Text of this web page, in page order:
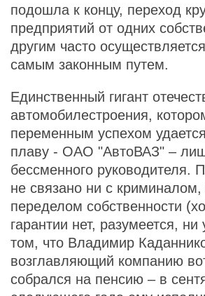
подошла к концу, переход
предприятий от одних
другим часто
самым законным путем.
Единственный гигант
автомобилестроения,
переменным успехом
плаву - ОАО "АвтоВАЗ" –
бессменного руководителя.
не связано ни с криминалом,
переделом собственности
гарантии нет, разумеется,
том, что Владимир
возглавляющий компанию
собрался на пенсию – в